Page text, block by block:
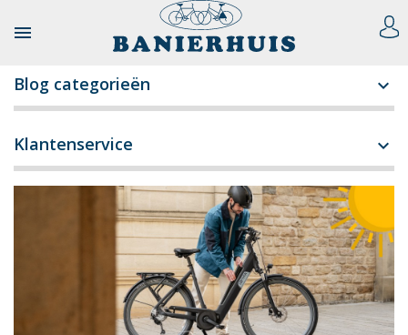

Blog categorieën 
Klantenservice 